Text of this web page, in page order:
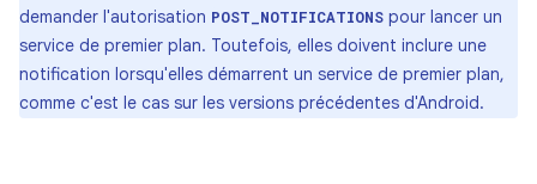
demander l'autorisation POST_NOTIFICATIONS pour lancer un
service de premier plan. Toutefois, elles doivent inclure une
notification lorsqu'elles démarrent un service de premier plan,
comme c'est le cas sur les versions précédentes d'Android.